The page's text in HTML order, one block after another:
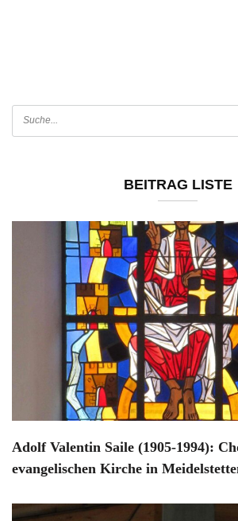
BEITRAG LISTE
Adolf Valentin Saile (1905-1994):
evangelischen Kirche in